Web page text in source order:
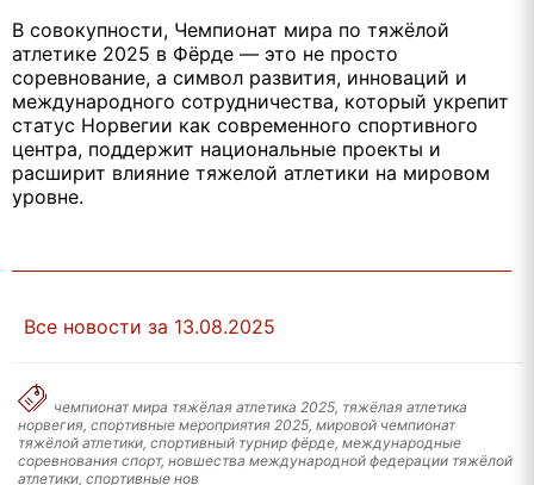
В совокупности, Чемпионат мира по тяжёлой
атлетике 2025 в Фёрде — это не просто
соревнование, а символ развития, инноваций и
международного сотрудничества, который укрепит
статус Норвегии как современного спортивного
центра, поддержит национальные проекты и
расширит влияние тяжелой атлетики на мировом
уровне.
Все новости за 13.08.2025
чемпионат мира тяжёлая атлетика 2025, тяжёлая атлетика
норвегия, спортивные мероприятия 2025, мировой чемпионат
тяжёлой атлетики, спортивный турнир фёрде, международные
соревнования спорт, новшества международной федерации тяжёлой
атлетики, спортивные нов